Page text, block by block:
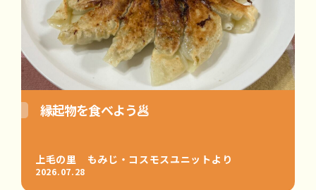
縁起物を食べよう🥟
上毛の里 もみじ・コスモスユニットより
2026.07.28